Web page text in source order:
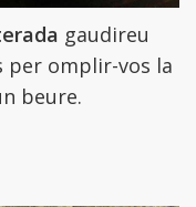
gaudireu
per omplir-vos la
beure.